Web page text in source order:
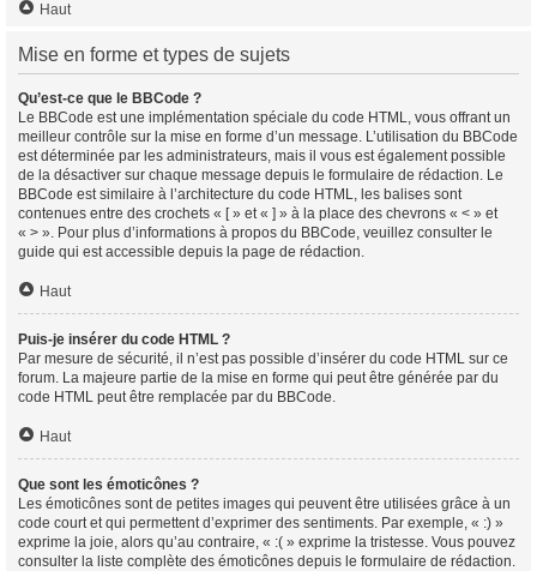
Haut
Mise en forme et types de sujets
Qu’est-ce que le BBCode ?
Le BBCode est une implémentation spéciale du code HTML, vous offrant un
meilleur contrôle sur la mise en forme d’un message. L’utilisation du BBCode
est déterminée par les administrateurs, mais il vous est également possible
de la désactiver sur chaque message depuis le formulaire de rédaction. Le
BBCode est similaire à l’architecture du code HTML, les balises sont
contenues entre des crochets « [ » et « ] » à la place des chevrons « < » et
« > ». Pour plus d’informations à propos du BBCode, veuillez consulter le
guide qui est accessible depuis la page de rédaction.
Haut
Puis-je insérer du code HTML ?
Par mesure de sécurité, il n’est pas possible d’insérer du code HTML sur ce
forum. La majeure partie de la mise en forme qui peut être générée par du
code HTML peut être remplacée par du BBCode.
Haut
Que sont les émoticônes ?
Les émoticônes sont de petites images qui peuvent être utilisées grâce à un
code court et qui permettent d’exprimer des sentiments. Par exemple, « :) »
exprime la joie, alors qu’au contraire, « :( » exprime la tristesse. Vous pouvez
consulter la liste complète des émoticônes depuis le formulaire de rédaction.